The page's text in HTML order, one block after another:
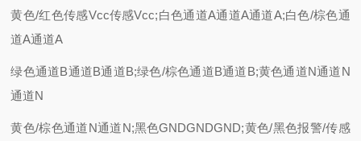
黄色/红色传感Vcc传感Vcc;白色通道A通道A通道A;白色/棕色通
道A通道A
绿色通道B通道B通道B;绿色/棕色通道B通道B;黄色通道N通道N
通道N
黄色/棕色通道N通道N;黑色GNDGNDGND;黄色/黑色报警/传感